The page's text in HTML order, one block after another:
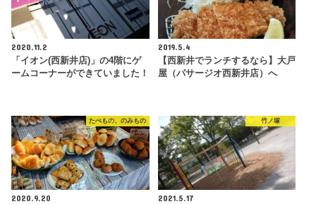
2020.11.2
「イオン(西新井店)」の4階にゲ
ームコーナーができていました！
2019.5.4
【西新井でランチするなら】大戸
屋（パサージオ西新井店）へ
たべもの、のみもの
2020.9.20
竹ノ塚
2021.5.17